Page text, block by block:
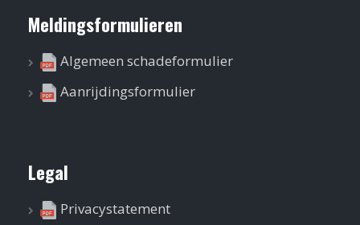
Meldingsformulieren
Algemeen schadeformulier
Aanrijdingsformulier
Legal
Privacystatement